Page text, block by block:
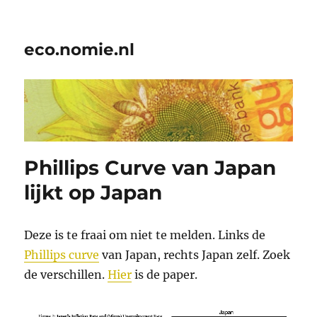
eco.nomie.nl
Phillips Curve van Japan
lijkt op Japan
Deze is te fraai om niet te melden. Links de
Phillips curve van Japan, rechts Japan zelf. Zoek
de verschillen.Hier is de paper.